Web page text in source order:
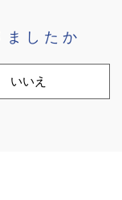
ましたか
いいえ